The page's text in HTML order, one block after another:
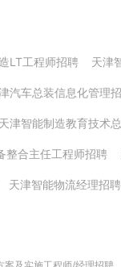
LT工程师招聘 天津
汽车总装信息化管理
天津智能制造教育技术
整合主任工程师招聘
天津智能物流经理招聘